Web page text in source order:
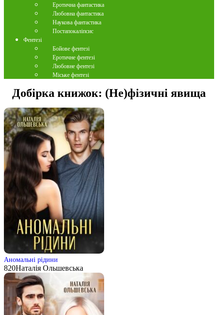
Еротична фантастика
Любовна фантастика
Наукова фантастика
Постапокаліпсис
Фентезі
Бойове фентезі
Еротичне фентезі
Любовне фентезі
Міське фентезі
Добірка книжок: (Не)фізичні явища
Аномальні рідини
820Наталія Ольшевська